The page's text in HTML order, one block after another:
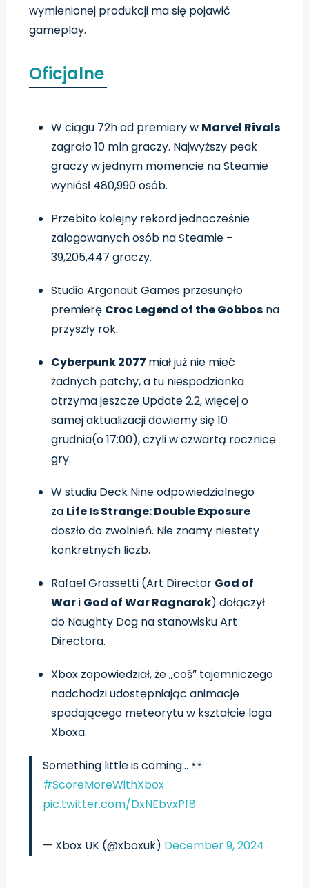
wymienionej produkcji ma się pojawić
gameplay.
Oficjalne
W ciągu 72h od premiery w Marvel Rivals
zagrało 10 mln graczy. Najwyższy peak
graczy w jednym momencie na Steamie
wyniósł 480,990 osób.
Przebito kolejny rekord jednocześnie
zalogowanych osób na Steamie –
39,205,447 graczy.
Studio Argonaut Games przesunęło
premierę Croc Legend of the Gobbos na
przyszły rok.
Cyberpunk 2077 miał już nie mieć
żadnych patchy, a tu niespodzianka
otrzyma jeszcze Update 2.2, więcej o
samej aktualizacji dowiemy się 10
grudnia(o 17:00), czyli w czwartą rocznicę
gry.
W studiu Deck Nine odpowiedzialnego
za Life Is Strange: Double Exposure
doszło do zwolnień. Nie znamy niestety
konkretnych liczb.
Rafael Grassetti (Art Director God of
Wari God of War Ragnarok) dołączył
do Naughty Dog na stanowisku Art
Directora.
Xbox zapowiedział, że „coś” tajemniczego
nadchodzi udostępniając animacje
spadającego meteorytu w kształcie loga
Xboxa.
Something little is coming…
#ScoreMoreWithXbox
pic.twitter.com/DxNEbvxPf8
— Xbox UK (@xboxuk) December 9, 2024